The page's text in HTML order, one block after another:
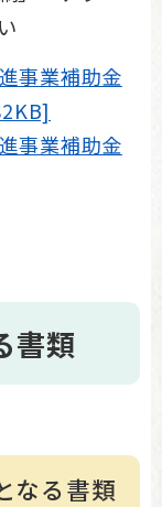
事業補助金
事業補助金
書類
なる書類